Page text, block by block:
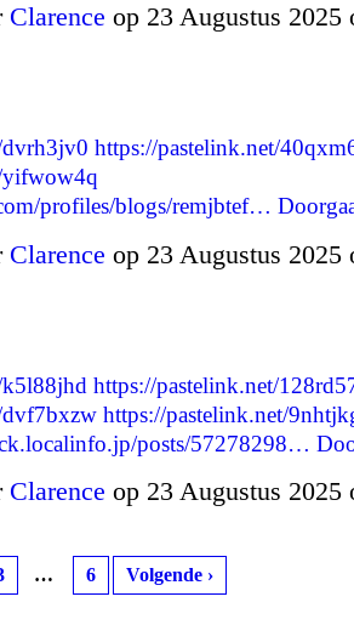
Clarence op 23 Augustus
dvrh3jv0 https://pastelink.net/
yifwow4q
profiles/blogs/remjbtef…
Clarence op 23 Augustus
k5l88jhd https://pastelink.net/
dvf7bxzw https://pastelink.net/
posts/57278298…
Clarence op 23 Augustus
… 6 Volgende ›